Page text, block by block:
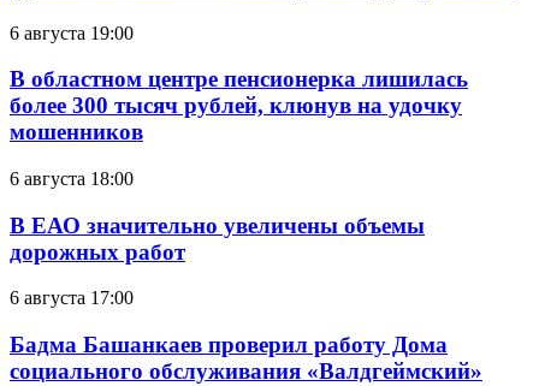
6 августа 19:00
В областном центре пенсионерка лишилась
более 300 тысяч рублей, клюнув на удочку
мошенников
6 августа 18:00
В ЕАО значительно увеличены объемы
дорожных работ
6 августа 17:00
Бадма Башанкаев проверил работу Дома
социального обслуживания «Валдгеймский»